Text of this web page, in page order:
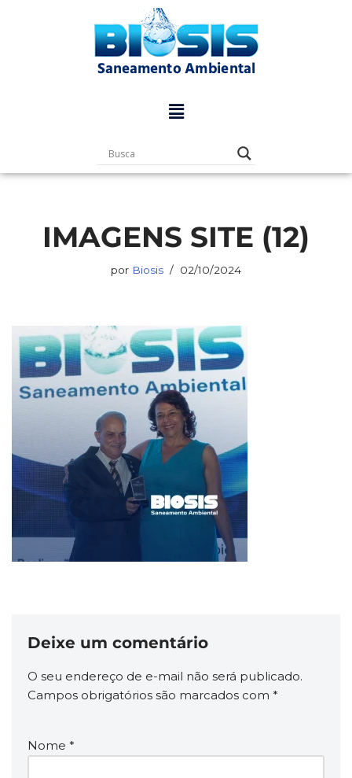
IMAGENS SITE (12)
por Biosis 02/10/2024
Deixe um comentário
O seu endereço de e-mail não será publicado.
Campos obrigatórios são marcados com *
Nome *